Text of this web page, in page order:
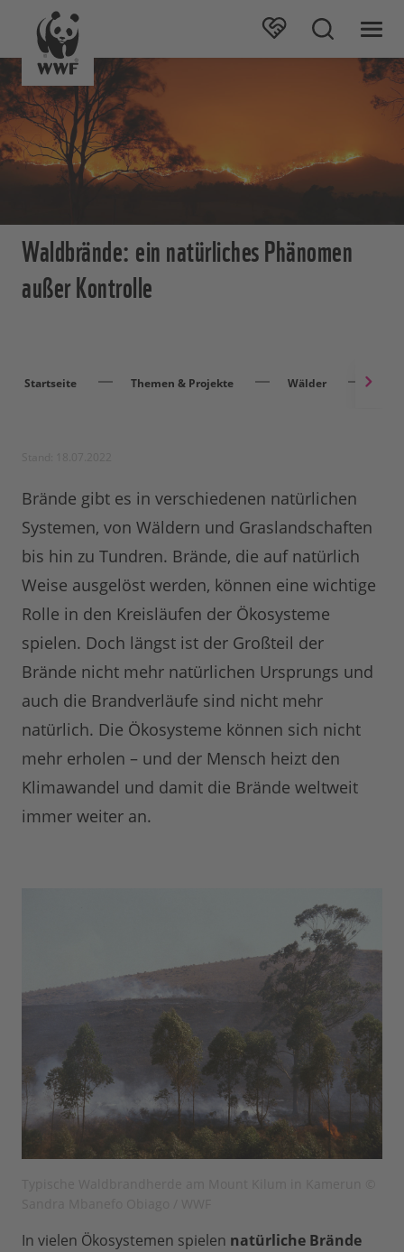
Waldbrände: ein natürliches Phänomen
außer Kontrolle
Startseite Themen & Projekte Wälder
Brände gibt es in verschiedenen natürlichen
Systemen, von Wäldern und Graslandschaften
bis hin zu Tundren. Brände, die auf natürlich
Weise ausgelöst werden, können eine wichtige
Rolle in den Kreisläufen der Ökosysteme
spielen. Doch längst ist der Großteil der
Brände nicht mehr natürlichen Ursprungs und
auch die Brandverläufe sind nicht mehr
natürlich. Die Ökosysteme können sich nicht
mehr erholen – und der Mensch heizt den
Klimawandel und damit die Brände weltweit
immer weiter an.
In vielen Ökosystemen spielen natürliche Brände